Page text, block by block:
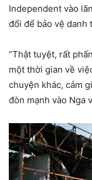
Independent vào
đổi để bảo vệ danh
“Thật tuyệt, rất
một thời gian về
chuyện khác, cảm
đòn mạnh vào Nga